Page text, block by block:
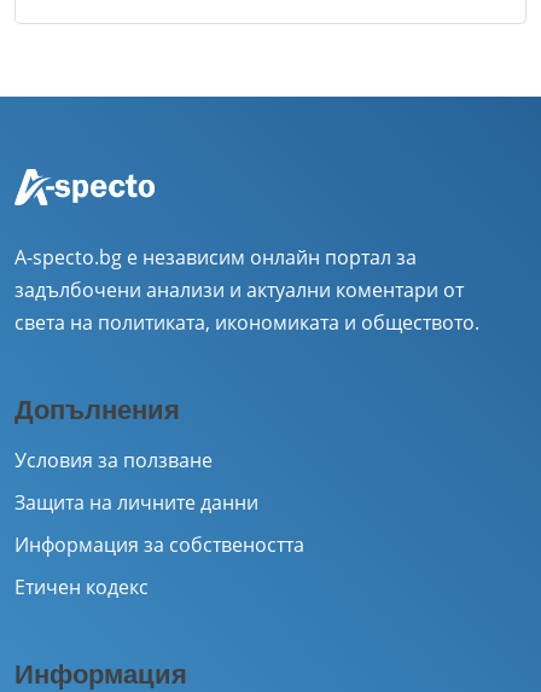
A-specto.bg е независим онлайн портал за
задълбочени анализи и актуални коментари от
света на политиката, икономиката и обществото.
Допълнения
Условия за ползване
Защита на личните данни
Информация за собствеността
Етичен кодекс
Информация